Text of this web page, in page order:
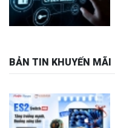
BẢN TIN KHUYẾN MÃI